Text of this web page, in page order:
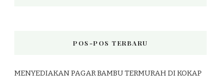
POS-POS TERBARU
MENYEDIAKAN PAGAR BAMBU TERMURAH DI KOKAP